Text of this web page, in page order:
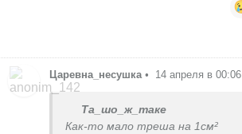
Царевна_несушка • 14 апреля в 00:06
Та_шо_ж_таке
Как-то мало треша на 1см²